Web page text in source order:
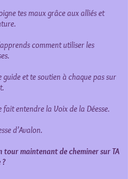
tes maux grâce aux alliés et
comment utiliser les
guide et te soutien à chaque pas sur
fait entendre la Voix de la Déesse.
d’Avalon.
tour maintenant de cheminer sur TA
?